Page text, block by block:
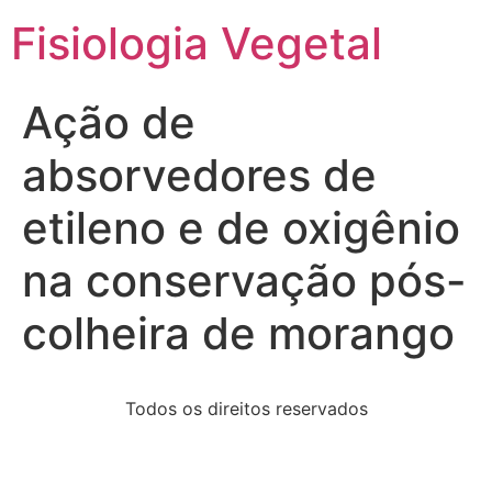
Fisiologia Vegetal
Ação de
absorvedores de
etileno e de oxigênio
na conservação pós-
colheira de morango
Todos os direitos reservados